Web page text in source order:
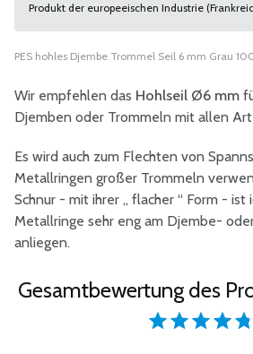
Produkt der europeeischen Industrie
PES hohles Djembe Trommel Seil 6 mm Grau
Wir empfehlen das Hohlseil Ø6 mm
Djemben oder Trommeln mit allen
Es wird auch zum Flechten von
Metallringen großer Trommeln
Schnur - mit ihrer „ flacher “ Form - ist
Metallringe sehr eng am Djembe-
anliegen.
Gesamtbewertung des